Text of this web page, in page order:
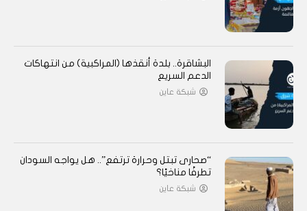
البشاقرة.. بلدة أنقذها (المراكبية) من انتهاكات
الدعم السريع
شبكة عاين
“صحارى تبتل وحرارة ترتفع”.. هل يواجه السودان
تطرفًا مناخيًا؟
شبكة عاين